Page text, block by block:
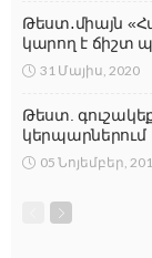
Թեստ․միայն
կարող է ճիշտ
31 Մայիս, 2020
Թեստ.
կերպարներում
05 Նոյեմբեր,